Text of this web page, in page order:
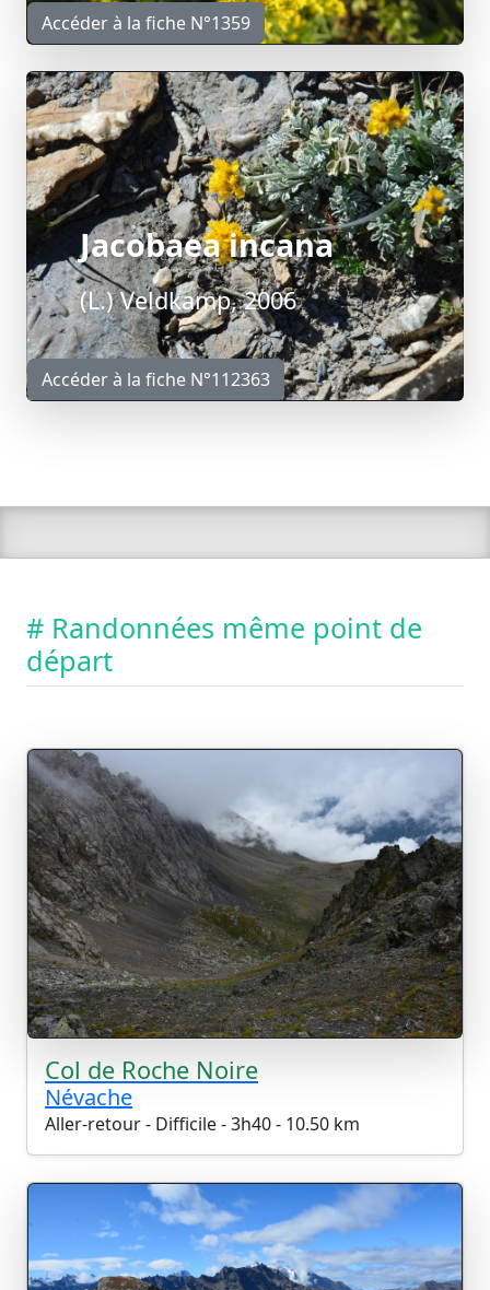
Accéder à la fiche N°1359
Jacobaea incana
(L.) Veldkamp, 2006
Accéder à la fiche N°112363
# Randonnées même point de
départ
Col de Roche Noire
Névache
Aller-retour - Difficile - 3h40 - 10.50 km